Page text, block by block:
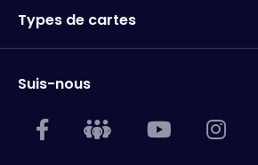
Types de cartes
Suis-nous